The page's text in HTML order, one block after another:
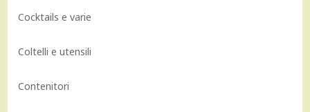
Cocktails e varie
Coltelli e utensili
Contenitori